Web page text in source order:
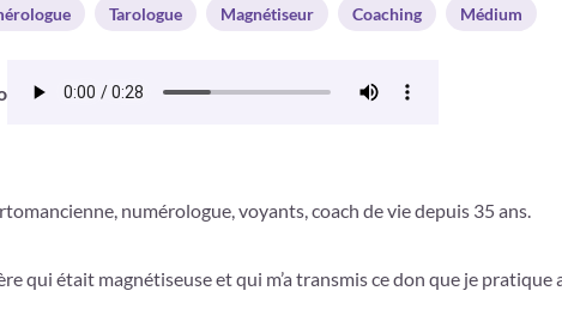
Tarologue Magnétiseur Coaching Médium
numérologue, voyants, coach de vie depuis 35 ans.
qui était magnétiseuse et qui m’a transmis ce don que je pratique